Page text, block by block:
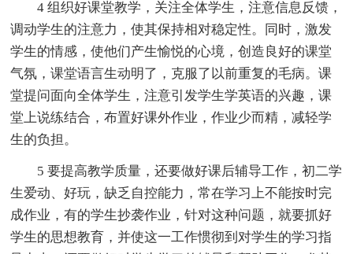
4 组织好课堂教学，关注全体学生，注意信息反馈，
调动学生的注意力，使其保持相对稳定性。同时，激发
学生的情感，使他们产生愉悦的心境，创造良好的课堂
气氛，课堂语言生动明了，克服了以前重复的毛病。课
堂提问面向全体学生，注意引发学生学英语的兴趣，课
堂上说练结合，布置好课外作业，作业少而精，减轻学
生的负担。
5 要提高教学质量，还要做好课后辅导工作，初二学
生爱动、好玩，缺乏自控能力，常在学习上不能按时完
成作业，有的学生抄袭作业，针对这种问题，就要抓好
学生的思想教育，并使这一工作惯彻到对学生的学习指